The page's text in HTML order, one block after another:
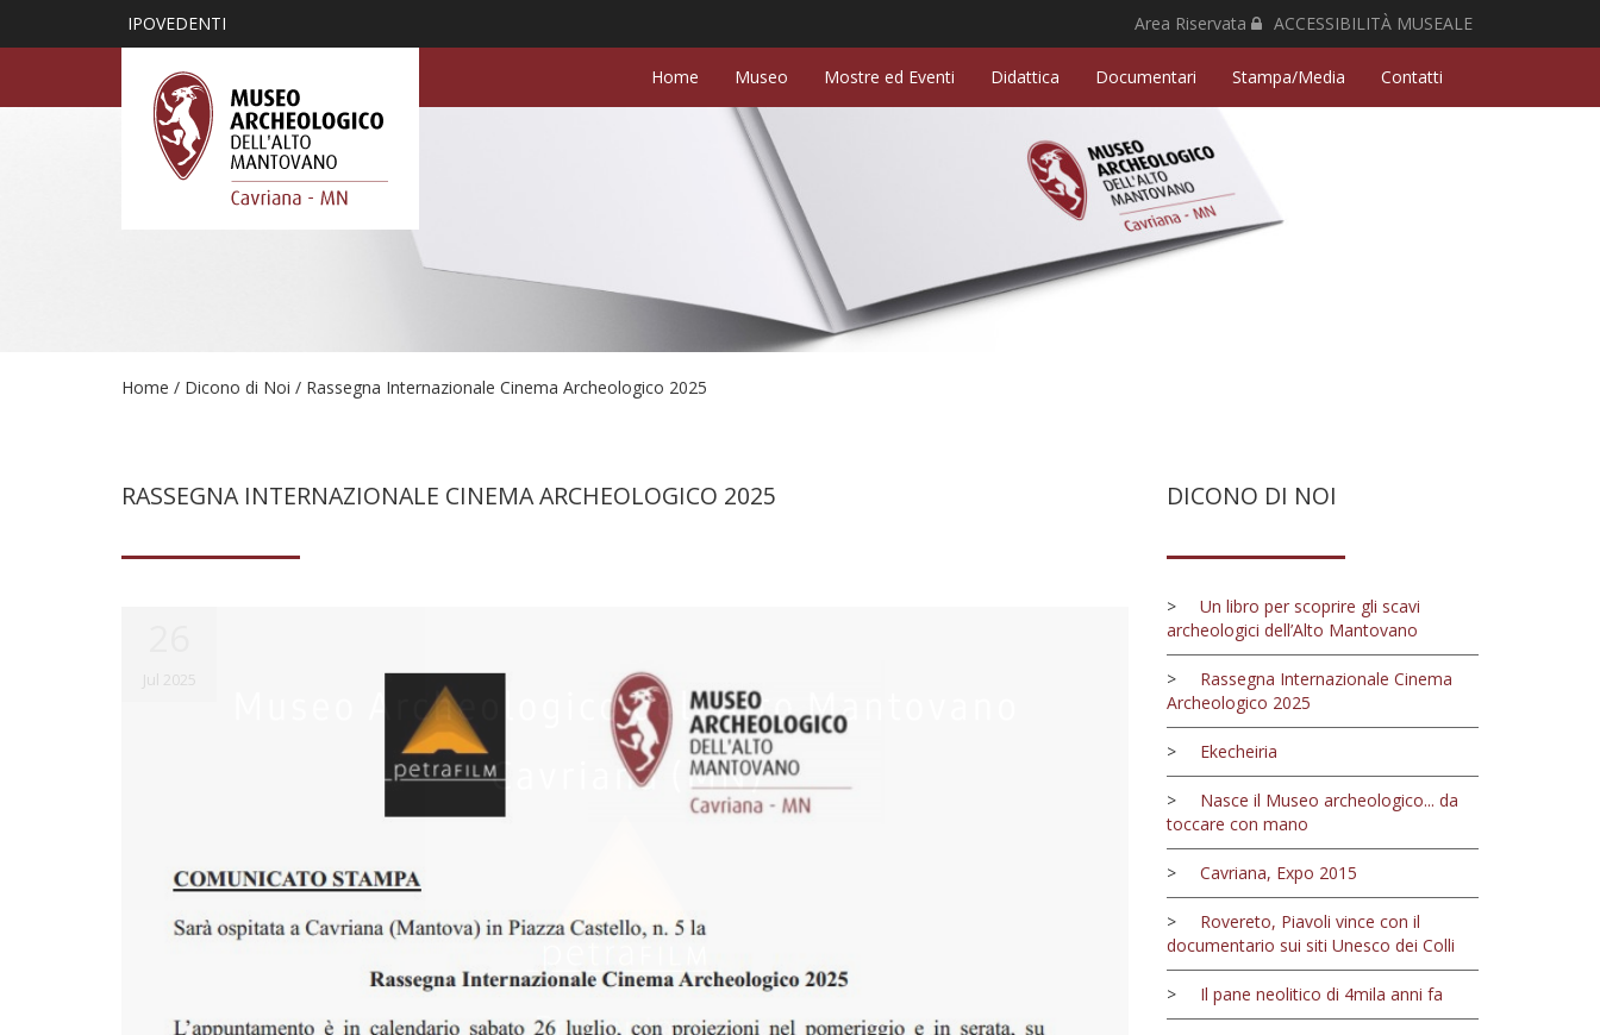
IPOVEDENTI ACCESSIBILITÀ MUSEALE
Area Riservata
Home Museo Mostre ed Eventi Didattica Documentari Stampa/Media Contatti
Home / Dicono di Noi / Rassegna Internazionale Cinema Archeologico 2025
RASSEGNA INTERNAZIONALE CINEMA ARCHEOLOGICO 2025
Jul 2025
DICONO DI NOI
>
Un libro per scoprire gli scavi
archeologici dell’Alto Mantovano
>
Rassegna Internazionale Cinema
Archeologico 2025
> Ekecheiria
>
Nasce il Museo archeologico... da
toccare con mano
> Cavriana, Expo 2015
>
Rovereto, Piavoli vince con il
documentario sui siti Unesco dei Colli
> Il pane neolitico di 4mila anni fa